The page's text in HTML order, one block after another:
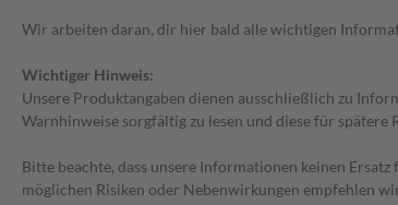
Wir arbeiten daran, dir hier bald alle wichtigen
Wichtiger Hinweis:
Unsere Produktangaben dienen ausschließlich zu
Warnhinweise sorgfältig zu lesen und diese für
Bitte beachte, dass unsere Informationen keinen
möglichen Risiken oder Nebenwirkungen empfehlen